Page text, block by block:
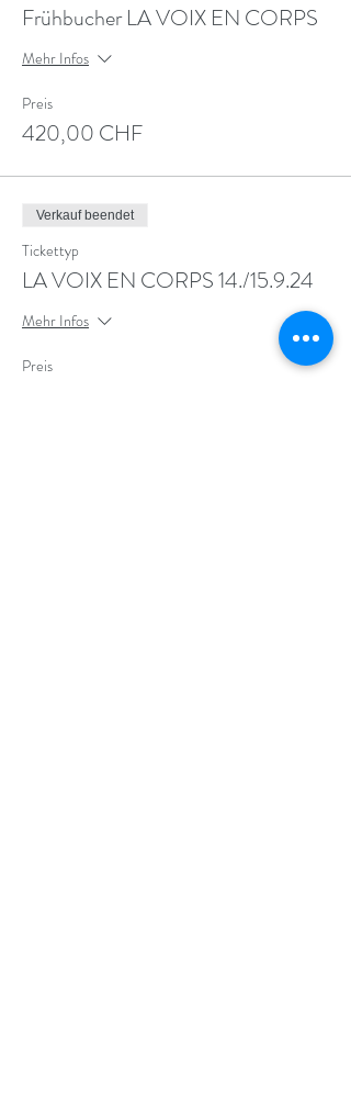
Frühbucher LA VOIX EN CORPS
Mehr Infos
Preis
420,00 CHF
Verkauf beendet
Tickettyp
LA VOIX EN CORPS 14./15.9.24
Mehr Infos
Preis